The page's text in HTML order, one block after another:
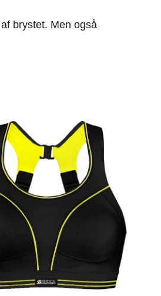
brystet. Men også